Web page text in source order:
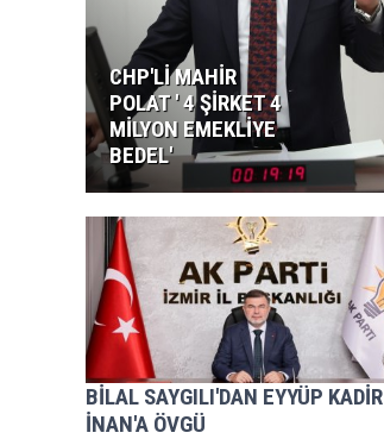
CHP'Lİ MAHİR
POLAT ' 4 ŞİRKET 4
MİLYON EMEKLİYE
BEDEL'
BİLAL SAYGILI'DAN EYYÜP KADİR
İNAN'A ÖVGÜ